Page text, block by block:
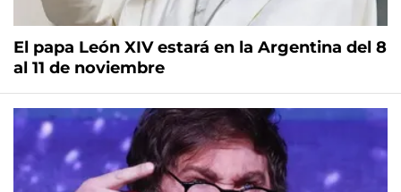
El papa León XIV estará en la Argentina del 8
al 11 de noviembre